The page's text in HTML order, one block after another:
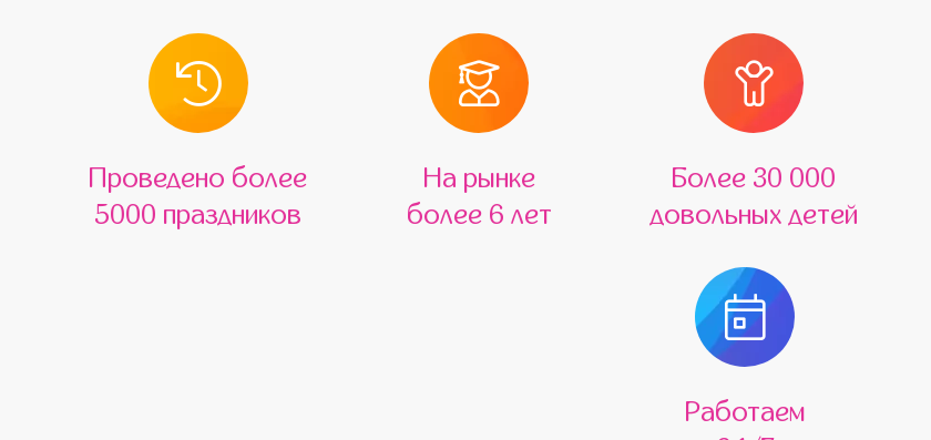
Проведено более
5000 праздников
На рынке
более 6 лет
Более 30 000
довольных детей
Работаем